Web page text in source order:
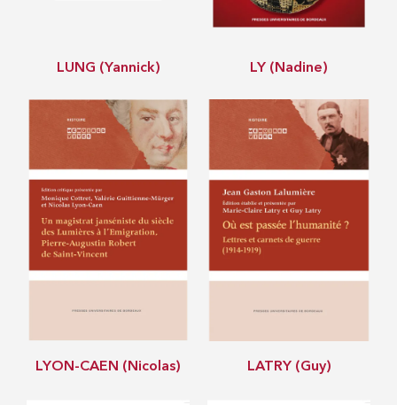
LUNG (Yannick) LY (Nadine)
LYON-CAEN (Nicolas) LATRY (Guy)